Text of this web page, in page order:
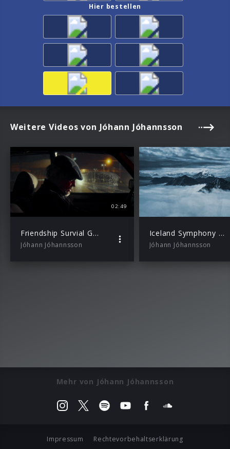
Hier bestellen
Weitere Videos von Jóhann Jóhannsson
02:49
Friendship Survial Guide – Chapter 1 (White Gloves & Turtlenecks)
Jóhann Jóhannsson
Iceland Symphony Orchestra, Daniel Bjarnason, Paul Corley – A Prayer to the Dynamo – Part 1
Jóhann Jóhannsson
Mehr von Jóhann Jóhannsson
Impressum Rechtevorbehaltserklärung